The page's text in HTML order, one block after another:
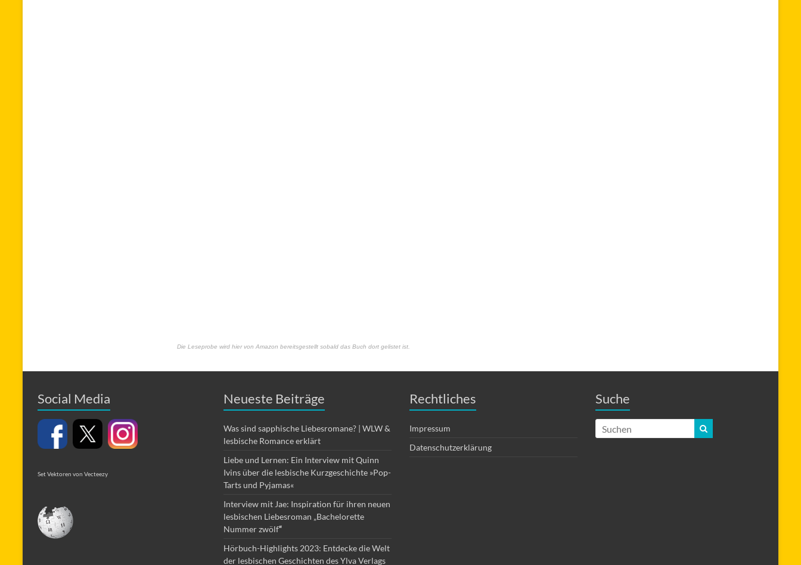
Die Leseprobe wird hier von Amazon bereitsgestellt sobald das Buch dort gelistet ist.
Social Media
Set Vektoren von Vecteezy
Neueste Beiträge
Was sind sapphische Liebesromane? | WLW &
lesbische Romance erklärt
Liebe und Lernen: Ein Interview mit Quinn
Ivins über die lesbische Kurzgeschichte »Pop-
Tarts und Pyjamas«
Interview mit Jae: Inspiration für ihren neuen
lesbischen Liebesroman „Bachelorette
Nummer zwölf“
Hörbuch-Highlights 2023: Entdecke die Welt
der lesbischen Geschichten des Ylva Verlags
Rechtliches
Impressum
Datenschutzerklärung
Suche